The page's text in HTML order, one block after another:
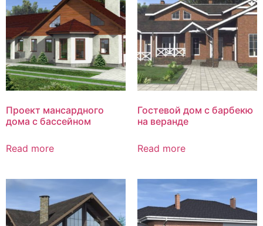
Проект мансардного
дома с бассейном
Read more
Гостевой дом с барбекю
на веранде
Read more